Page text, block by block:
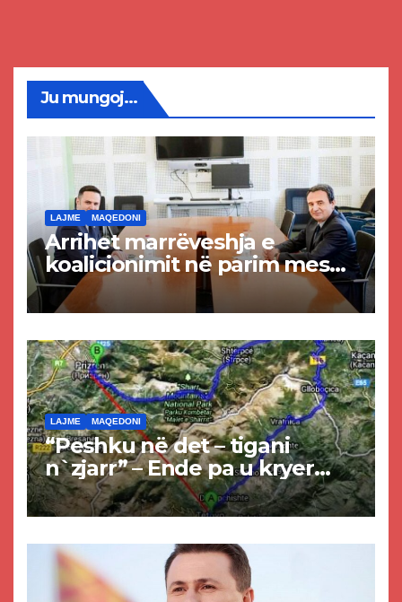
Ju mungoj...
LAJME MAQEDONI
Arrihet marrëveshja e
koalicionimit në parim mes
Kurtit dhe Abdixhikut
LAJME MAQEDONI
“Peshku në det – tigani
n`zjarr” – Ende pa u kryer
projekti i tunelit, komuna e
Tetovës nis punimet për